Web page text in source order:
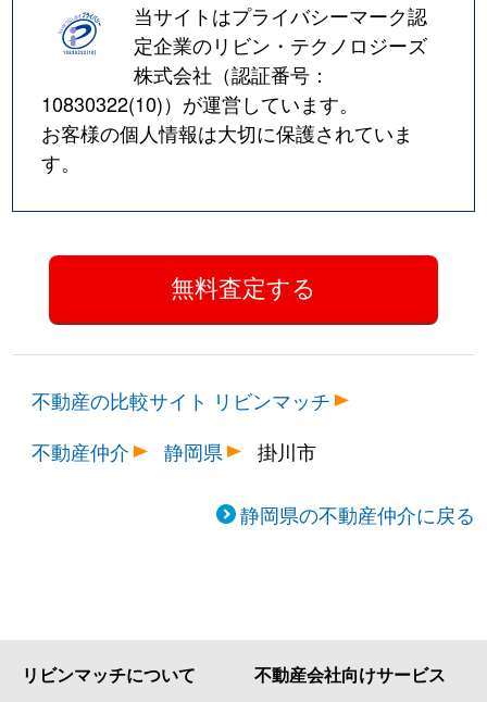
当サイトはプライバシーマーク認
定企業のリビン・テクノロジーズ
株式会社（認証番号：
10830322(10)）が運営しています。
お客様の個人情報は大切に保護されていま
す。
不動産の比較サイト リビンマッチ
不動産仲介
静岡県 掛川市
静岡県の不動産仲介に戻る
リビンマッチについて 不動産会社向けサービス